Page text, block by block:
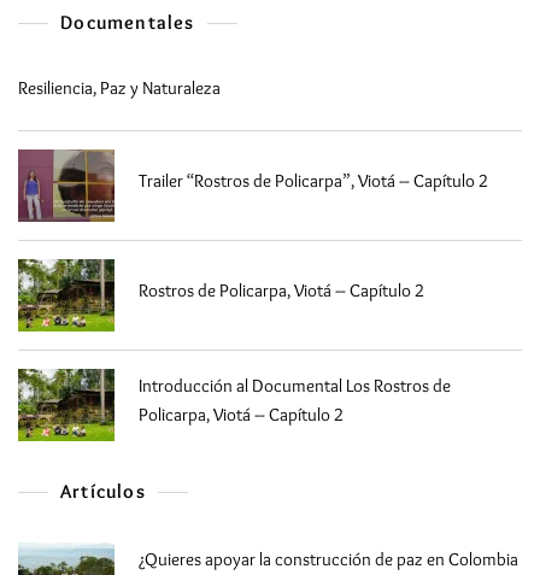
Documentales
Resiliencia, Paz y Naturaleza
Trailer “Rostros de Policarpa”, Viotá – Capítulo 2
Rostros de Policarpa, Viotá – Capítulo 2
Introducción al Documental Los Rostros de
Policarpa, Viotá – Capítulo 2
Artículos
¿Quieres apoyar la construcción de paz en Colombia